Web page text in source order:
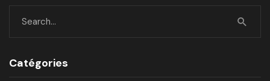
Catégories